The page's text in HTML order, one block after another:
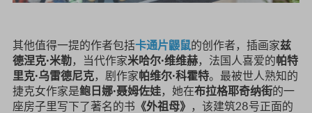
其他值得一提的作者包括卡通片鼹鼠的创作者，插画家兹
德涅克·米勒，当代作家米哈尔·维维赫，法国人喜爱的帕特
里克·乌雷德尼克，剧作家帕维尔·科霍特。最被世人熟知的
捷克女作家是鲍日娜·聂姆佐娃，她在布拉格耶奇纳街的一
座房子里写下了著名的书 《外祖母》 ，该建筑28号正面的